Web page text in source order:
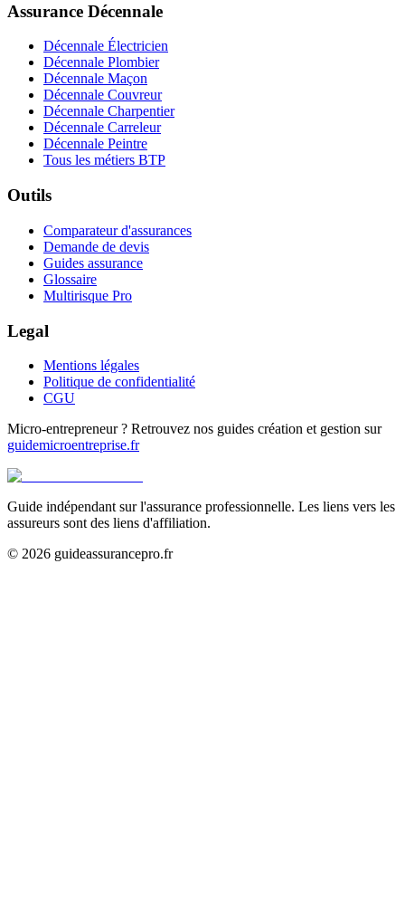
Assurance Décennale
Décennale Électricien
Décennale Plombier
Décennale Maçon
Décennale Couvreur
Décennale Charpentier
Décennale Carreleur
Décennale Peintre
Tous les métiers BTP
Outils
Comparateur d'assurances
Demande de devis
Guides assurance
Glossaire
Multirisque Pro
Legal
Mentions légales
Politique de confidentialité
CGU
Micro-entrepreneur ? Retrouvez nos guides création et gestion sur
guidemicroentreprise.fr
Guide indépendant sur l'assurance professionnelle. Les liens vers les
assureurs sont des liens d'affiliation.
© 2026 guideassurancepro.fr